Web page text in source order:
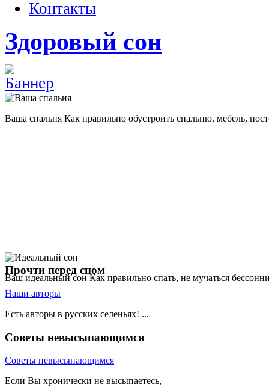
Контакты
Здоровый сон
Ваша спальня Как правильно обустроить спальню, мебель,
Ваш идеальный сон Как правильно спать, не мучаться
Прочти перед сном
Наши авторы
Есть авторы в русских селеньях! ...
Советы невысыпающимся
Советы невысыпающимся
Если Вы хронически не высыпаетесь,